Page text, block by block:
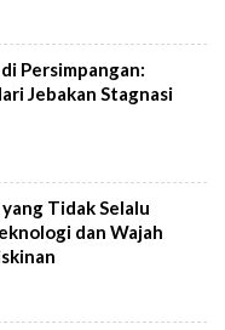
Persimpangan:
Jebakan Stagnasi
Tidak Selalu
dan Wajah